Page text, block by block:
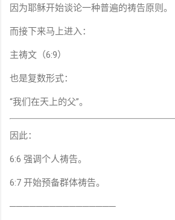
因为耶稣开始谈论一种普遍的祷告原则。
而接下来马上进入：
主祷文（6:9）
也是复数形式：
“我们在天上的父”。
因此：
6:6 强调个人祷告。
6:7 开始预备群体祷告。
────────────────